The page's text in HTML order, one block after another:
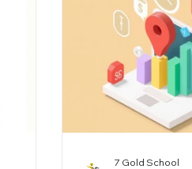
7 Gold School